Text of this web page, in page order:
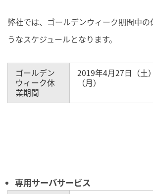
弊社では、ゴールデンウィーク期間中の
うなスケジュールとなります。
ゴールデン
ウィーク休
業期間
2019年4月27日（土
（月）
専用サーバサービス